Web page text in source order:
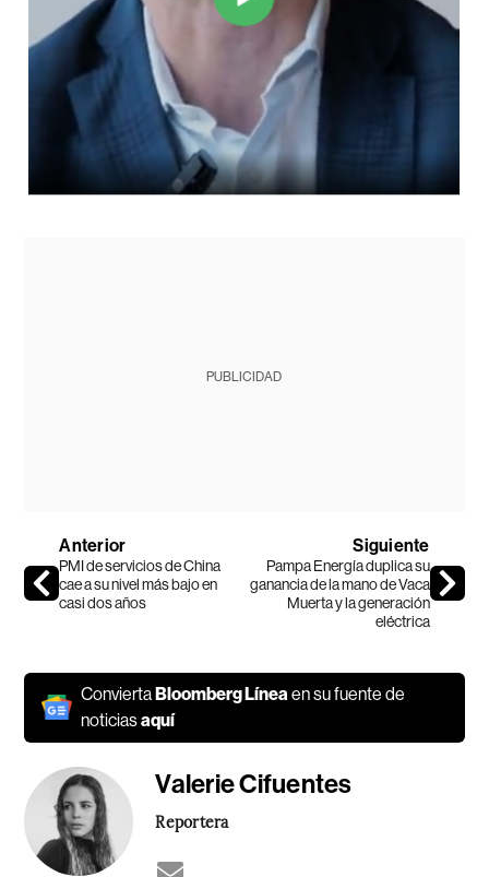
PUBLICIDAD
Anterior
PMI de servicios de China
cae a su nivel más bajo en
casi dos años
Siguiente
Pampa Energía duplica su
ganancia de la mano de Vaca
Muerta y la generación
eléctrica
ConviertaBloomberg Línea en su fuente de
noticiasaquí
Valerie Cifuentes
Reportera